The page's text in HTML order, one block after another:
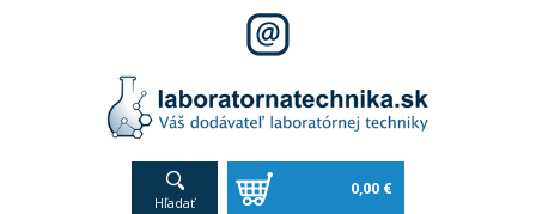
Hľadať
0,00 €